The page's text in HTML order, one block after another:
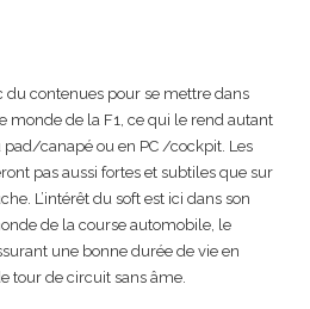
du contenues pour se mettre dans
monde de la F1, ce qui le rend autant
canapé ou en PC /cockpit. Les
pas aussi fortes et subtiles que sur
L’intérêt du soft est ici dans son
de la course automobile, le
une bonne durée de vie en
tour de circuit sans âme.